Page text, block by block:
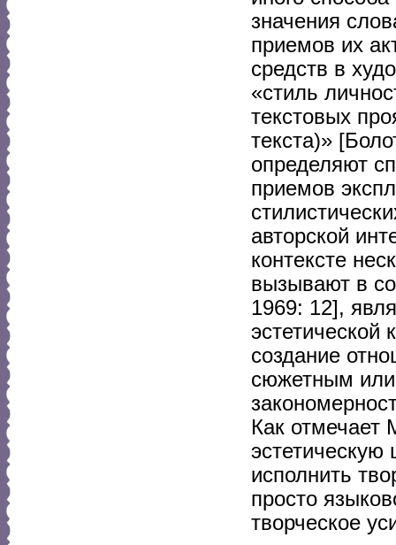
значения
приемов их
средств в
«стиль
текстовых
текста)»
определяют
приемов
авторской
контексте
вызывают в
1969: 12],
создание
сюжетным
Как
эстетическую
исполнить
просто
творческое